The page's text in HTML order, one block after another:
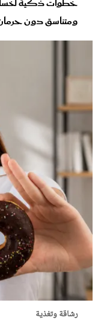
ومتناسق دون
رشاقة وتغذية